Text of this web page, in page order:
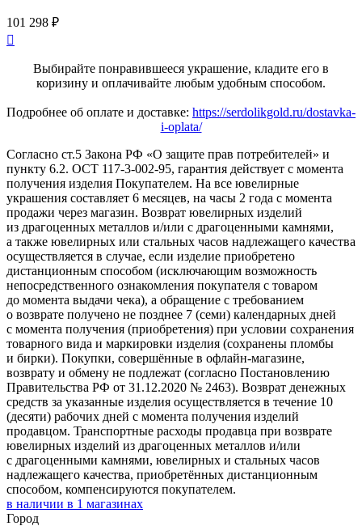
101 298 ₽

Выбирайте понравившееся украшение, кладите его в
коризину и оплачивайте любым удобным способом.
Подробнее об оплате и доставке: https://serdolikgold.ru/dostavka-
i-oplata/
Согласно ст.5 Закона РФ «О защите прав потребителей» и
пункту 6.2. ОСТ 117-3-002-95, гарантия действует с момента
получения изделия Покупателем. На все ювелирные
украшения составляет 6 месяцев, на часы 2 года с момента
продажи через магазин. Возврат ювелирных изделий
из драгоценных металлов и/или с драгоценными камнями,
а также ювелирных или стальных часов надлежащего качества
осуществляется в случае, если изделие приобретено
дистанционным способом (исключающим возможность
непосредственного ознакомления покупателя с товаром
до момента выдачи чека), а обращение с требованием
о возврате получено не позднее 7 (семи) календарных дней
с момента получения (приобретения) при условии сохранения
товарного вида и маркировки изделия (сохранены пломбы
и бирки). Покупки, совершённые в офлайн-магазине,
возврату и обмену не подлежат (согласно Постановлению
Правительства РФ от 31.12.2020 № 2463). Возврат денежных
средств за указанные изделия осуществляется в течение 10
(десяти) рабочих дней с момента получения изделий
продавцом. Транспортные расходы продавца при возврате
ювелирных изделий из драгоценных металлов и/или
с драгоценными камнями, ювелирных и стальных часов
надлежащего качества, приобретённых дистанционным
способом, компенсируются покупателем.
в наличии в 1 магазинах
Город